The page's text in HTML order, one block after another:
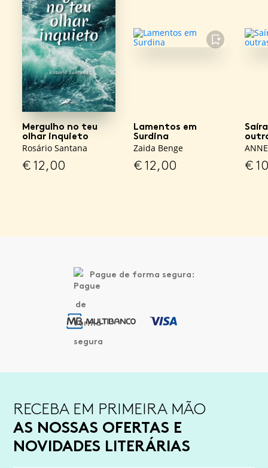
Mergulho no teu
olhar inquieto
Rosário Santana
€12,00
FAVORITO
Lamentos em
Surdina
Zaida Benge
€12,00 €
Pague de forma segura:
RECEBA EM PRIMEIRA MÃO
AS NOSSAS OFERTAS E
NOVIDADES LITERÁRIAS